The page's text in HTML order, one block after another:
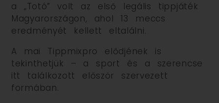
a „Totó” volt az első legális tippjáték
Magyarországon, ahol 13 meccs
eredményét kellett eltalálni.
A mai Tippmixpro elődjének is
tekinthetjük – a sport és a szerencse
itt találkozott először szervezett
formában.